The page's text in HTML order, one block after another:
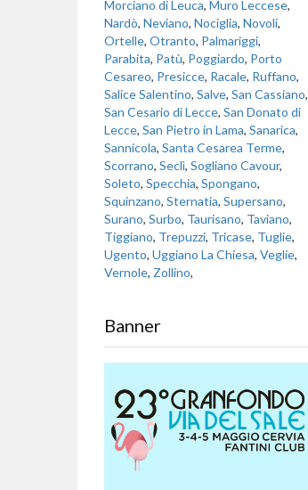
Morciano di Leuca, Muro Leccese,
Nardò, Neviano, Nociglia, Novoli,
Ortelle, Otranto, Palmariggi,
Parabita, Patù, Poggiardo, Porto
Cesareo, Presicce, Racale, Ruffano,
Salice Salentino, Salve, San Cassiano,
San Cesario di Lecce, San Donato di
Lecce, San Pietro in Lama, Sanarica,
Sannicola, Santa Cesarea Terme,
Scorrano, Seclì, Sogliano Cavour,
Soleto, Specchia, Spongano,
Squinzano, Sternatia, Supersano,
Surano, Surbo, Taurisano, Taviano,
Tiggiano, Trepuzzi, Tricase, Tuglie,
Ugento, Uggiano La Chiesa, Veglie,
Vernole, Zollino,
Banner